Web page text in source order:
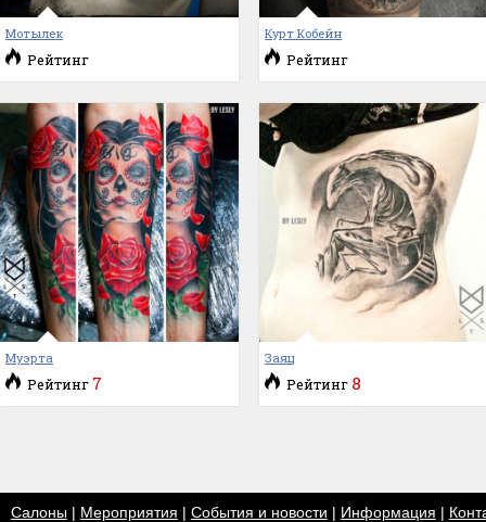
Мотылек
Рейтинг
Курт Кобейн
Рейтинг
Муэрта
Рейтинг 7
Заяц
Рейтинг 8
Салоны| Мероприятия | События и новости | Информация |